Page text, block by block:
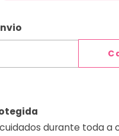
durante toda a